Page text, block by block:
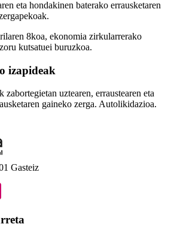
eta hondakinen baterako errausketaren
8koa, ekonomia zirkularrerako
kutsatuei buruzkoa.
izapideak
zabortegietan uztearen, erraustearen eta
gaineko zerga. Autolikidazioa.
Gasteiz